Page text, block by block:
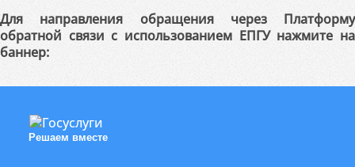
Для направления обращения через Платформу
обратной связи с использованием ЕПГУ нажмите на
баннер:
Решаем вместе